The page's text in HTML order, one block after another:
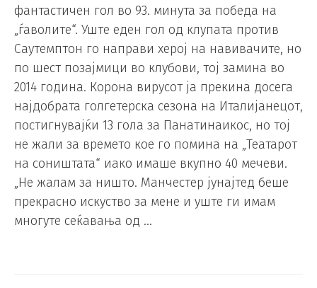
фантастичен гол во 93. минута за победа на
„ѓаволите“. Уште еден гол од клупата против
Саутемптон го направи херој на навивачите, но
по шест позајмици во клубови, тој замина во
2014 година. Корона вирусот ја прекина досега
најдобрата голгетерска сезона на Италијанецот,
постигнувајќи 13 гола за Панатинаикос, но тој
не жали за времето кое го помина на „Театарот
на соништата“ иако имаше вкупно 40 мечеви.
„Не жалам за ништо. Манчестер јунајтед беше
прекрасно искуство за мене и уште ги имам
многуте сеќавања од …